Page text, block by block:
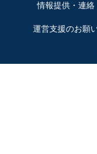
情報提供・連絡
運営支援のお願